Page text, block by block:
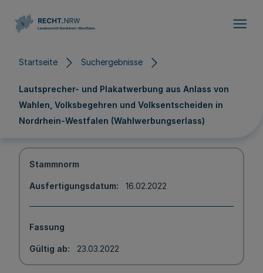
Startseite Suchergebnisse
Lautsprecher- und Plakatwerbung aus Anlass von
Wahlen, Volksbegehren und Volksentscheiden in
Nordrhein-Westfalen (Wahlwerbungserlass)
Stammnorm
Ausfertigungsdatum 16.02.2022
Fassung
Gültig ab 23.03.2022